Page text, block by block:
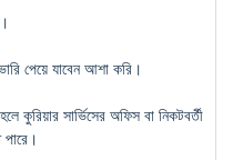
পেয়ে যাবেন আশা করি।
কুরিয়ার সার্ভিসের অফিস বা নিকটবর্তী